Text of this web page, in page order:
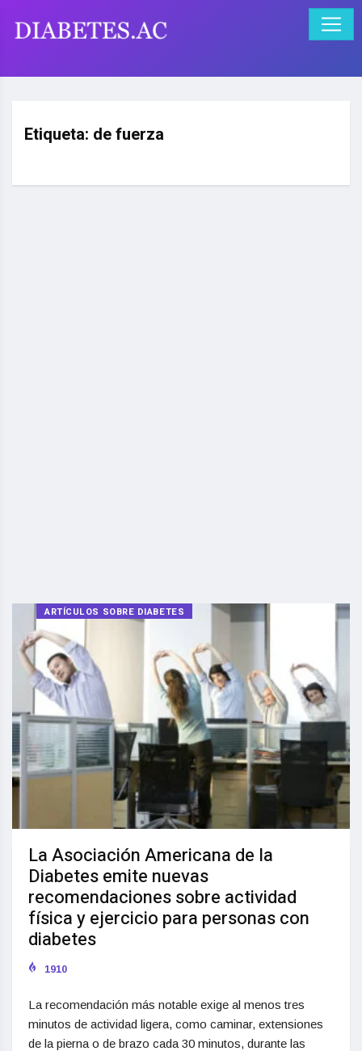
Etiqueta: de fuerza
ARTÍCULOS SOBRE DIABETES
La Asociación Americana de la
Diabetes emite nuevas
recomendaciones sobre actividad
física y ejercicio para personas con
diabetes
1910
La recomendación más notable exige al menos tres
minutos de actividad ligera, como caminar, extensiones
de la pierna o de brazo cada 30 minutos, durante las